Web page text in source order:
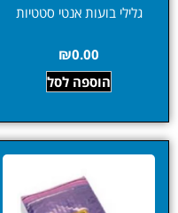
גלילי בועות אנטי סטטיות
₪0.00
הוספה לסל